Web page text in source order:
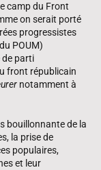
camp du Front
on serait porté
progressistes
POUM)
de parti
front répu­blicain
notamment à
bouillonnante de la
la prise de
populaires,
et leur